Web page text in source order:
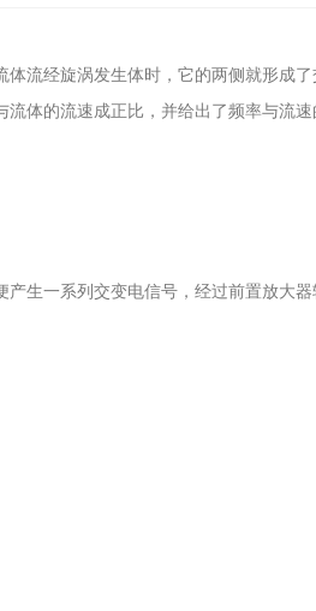
流经旋涡发生体时，它的两侧就形成
体的流速成正比，并给出了频率与流
生一系列交变电信号，经过前置放大器